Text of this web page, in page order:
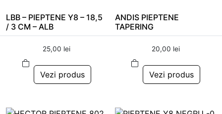
LBB – PIEPTENE Y8 – 18,5
/ 3 CM – ALB
25,00 lei
Vezi produs
ANDIS PIEPTENE
TAPERING
20,00 lei
Vezi produs